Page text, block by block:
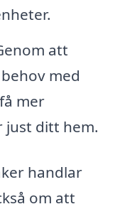
att
med
mer
just ditt hem.
handlar
om att